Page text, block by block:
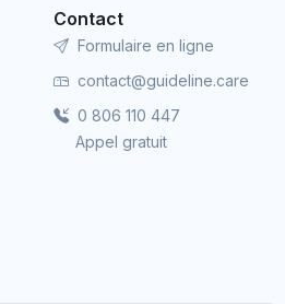
Contact
Formulaire en ligne
contact@guideline.care
0 806 110 447
Appel gratuit